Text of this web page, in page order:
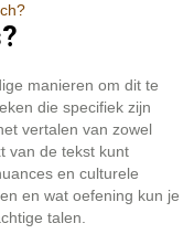
manieren om dit te
die specifiek zijn
vertalen van zowel
van de tekst kunt
en culturele
en wat oefening kun je
talen.